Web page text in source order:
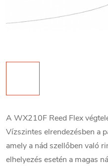
A WX210F Reed Flex
Vízszintes elrendezésben a
amely a nád szellőben való
elhelyezés esetén a magas